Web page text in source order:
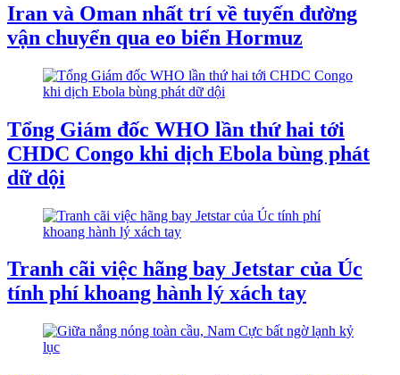
Iran và Oman nhất trí về tuyến đường
vận chuyển qua eo biển Hormuz
Tổng Giám đốc WHO lần thứ hai tới
CHDC Congo khi dịch Ebola bùng phát
dữ dội
Tranh cãi việc hãng bay Jetstar của Úc
tính phí khoang hành lý xách tay